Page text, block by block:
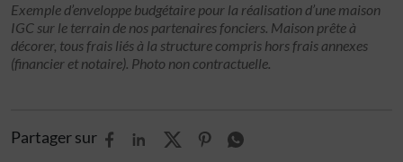
Exemple d’enveloppe budgétaire pour la réalisation d’une maison
IGC sur le terrain de nos partenaires fonciers. Maison prête à
décorer, tous frais liés à la structure compris hors frais annexes
(financier et notaire). Photo non contractuelle.
Partager sur